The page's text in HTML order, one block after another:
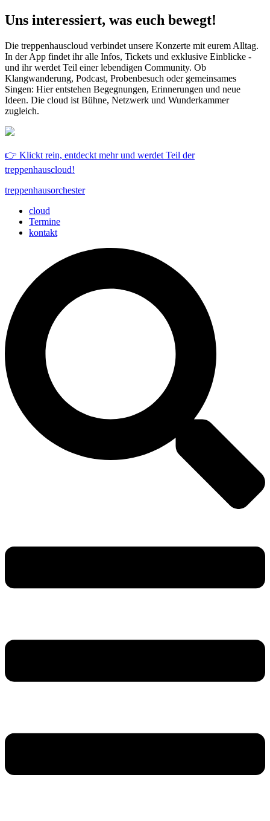
Uns interessiert, was euch bewegt!
Die treppenhauscloud verbindet unsere Konzerte mit eurem Alltag.
In der App findet ihr alle Infos, Tickets und exklusive Einblicke -
und ihr werdet Teil einer lebendigen Community. Ob
Klangwanderung, Podcast, Probenbesuch oder gemeinsames
Singen: Hier entstehen Begegnungen, Erinnerungen und neue
Ideen. Die cloud ist Bühne, Netzwerk und Wunderkammer
zugleich.
👉 Klickt rein, entdeckt mehr und werdet Teil der
treppenhauscloud!
treppenhausorchester
cloud
Termine
kontakt